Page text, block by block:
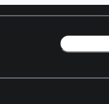
Поиск